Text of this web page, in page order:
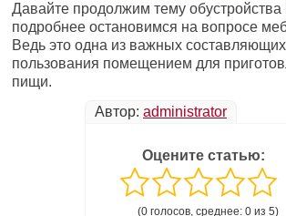
Давайте продолжим тему обустройства
подробнее остановимся на вопросе
Ведь это одна из важных
пользования помещением для
пищи.
Автор: administrator
Оцените статью:
(0 голосов, среднее: 0 из 5)